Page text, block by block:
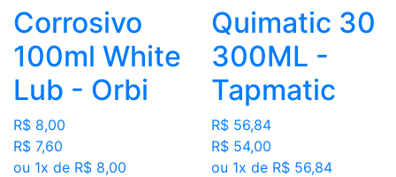
Corrosivo
100ml White
Lub - Orbi
R$ 8,00
R$ 7,60
ou 1x de R$ 8,00
Quimatic 30
300ML -
Tapmatic
R$ 56,84
R$ 54,00
ou 1x de R$ 56,84